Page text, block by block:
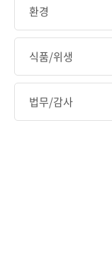
환경
식품/위생
법무/감사